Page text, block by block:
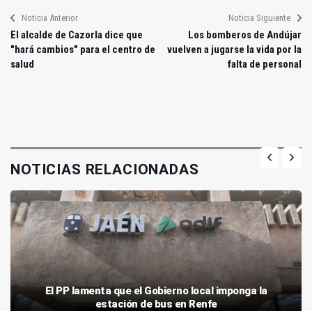
Noticia Anterior
El alcalde de Cazorla dice que
"hará cambios" para el centro de
salud
Noticia Siguiente
Los bomberos de Andújar
vuelven a jugarse la vida por la
falta de personal
NOTICIAS RELACIONADAS
El PP lamenta que el Gobierno local imponga la
estación de bus en Renfe